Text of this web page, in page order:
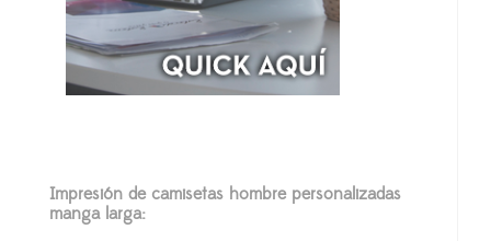
Impresión de camisetas hombre personalizadas
manga larga: